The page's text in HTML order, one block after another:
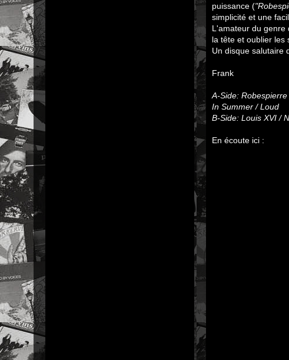
puissance (
simplicité et une
L'amateur du genre
la tête et oublier les
Un disque salutaire
Frank
A-Side:
In Summer / Loud
B-Side: Louis XVI /
En écoute ici :